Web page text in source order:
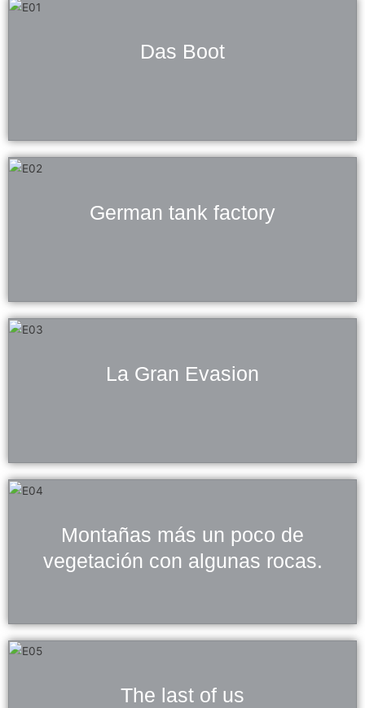
Das Boot
German tank factory
La Gran Evasion
Montañas más un poco de
vegetación con algunas rocas.
The last of us